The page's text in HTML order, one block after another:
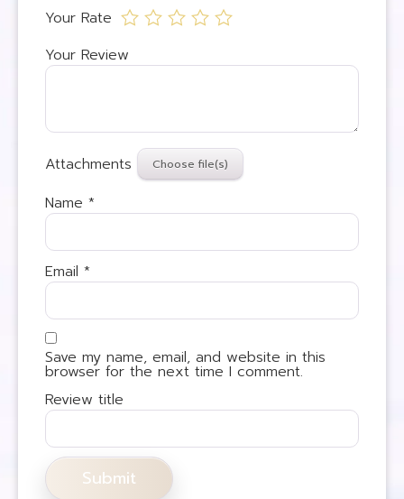
Your Rate
Your Review
Attachments
Name *
Email *
Save my name, email, and website in this
browser for the next time I comment.
Review title